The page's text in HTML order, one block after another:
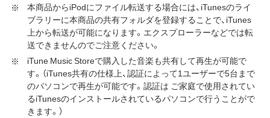
本商品からiPodにファイル転送する場合には、iTunesのライ
ブラリーに本商品の共有フォルダを登録することで、iTunes
上から転送が可能になります。エクスプローラーなどでは転
送できませんのでご注意ください。
iTune Music Storeで購入した音楽も共有して再生が可能で
す。（iTunes共有の仕様上、認証によって1ユーザーで5台まで
のパソコンで再生が可能です。認証は ご家庭で使用されてい
るiTunesのインストールされているパソコンで行うことがで
きます。）